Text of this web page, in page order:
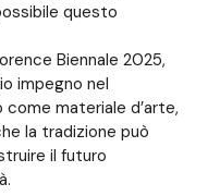
questo
Biennale 2025,
impegno nel
materiale d’arte,
la tradizione può
il futuro